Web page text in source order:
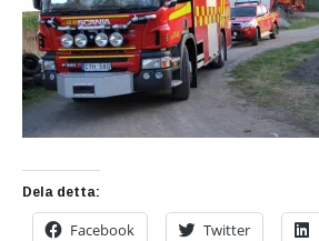
Dela detta:
Facebook Twitter